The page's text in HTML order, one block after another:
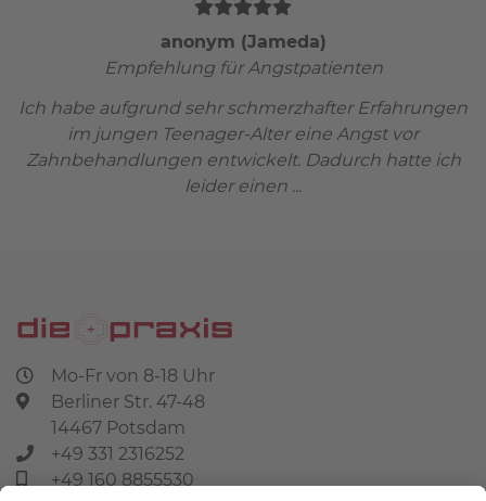
anonym (Jameda)
Empfehlung für Angstpatienten
Ich habe aufgrund sehr schmerzhafter Erfahrungen
im jungen Teenager-Alter eine Angst vor
Zahnbehandlungen entwickelt. Dadurch hatte ich
leider einen ...
Mo-Fr von 8-18 Uhr
Berliner Str. 47-48
14467 Potsdam
+49 331 2316252
+49 160 8855530